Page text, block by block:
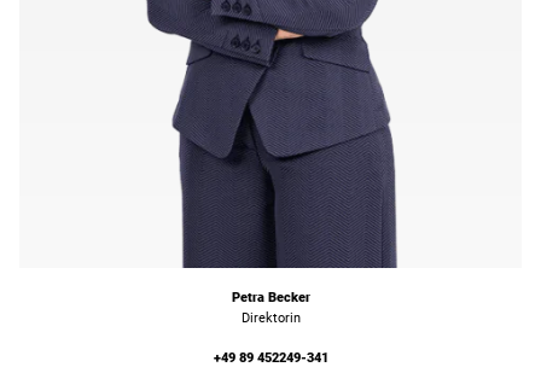
Petra Becker
Direktorin
+49 89 452249-341